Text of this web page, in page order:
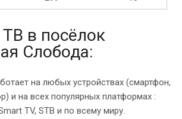
в посёлок
Слобода:
на любых устройствах (смартфон,
и на всех популярных платформах :
TV, STB и по всему миру.